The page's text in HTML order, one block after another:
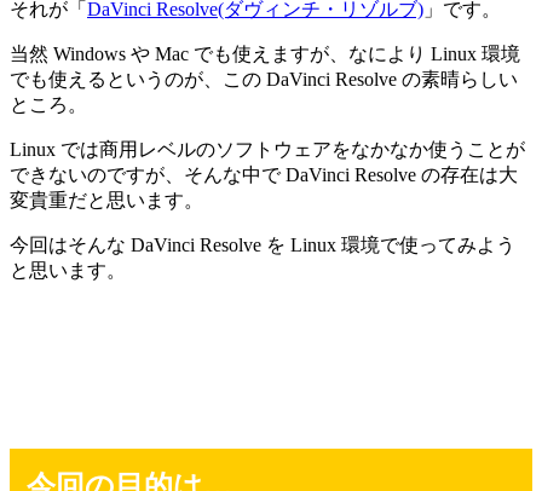
それが「 DaVinci Resolve(ダヴィンチ・リゾルブ) 」です。
当然 Windows や Mac でも使えますが、なにより Linux 環境
でも使える というのが、この DaVinci Resolve の素晴らしい
ところ。
Linux では商用レベルのソフトウェアをなかなか使うことが
できないのですが、そんな中で DaVinci Resolve の存在は大
変貴重だと思います。
今回はそんな DaVinci Resolve を Linux 環境で使ってみよう
と思います。